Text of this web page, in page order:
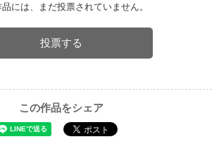
品には、まだ投票されていません。
投票する
この作品をシェア